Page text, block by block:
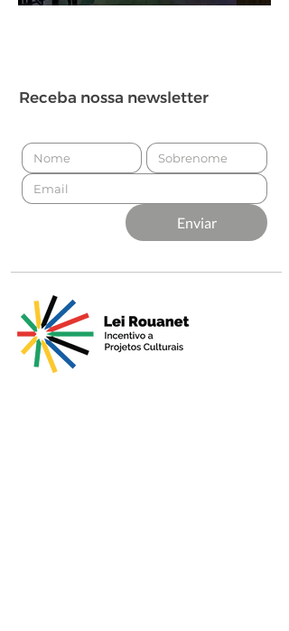
Receba nossa newsletter
Enviar